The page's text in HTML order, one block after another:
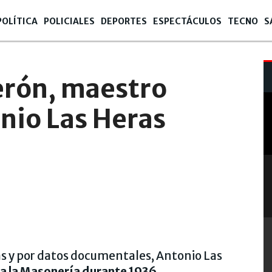
POLICIALES DEPORTES ESPECTÁCULOS TECNO
maestro
Las Heras
y por datos documentales, Antonio Las